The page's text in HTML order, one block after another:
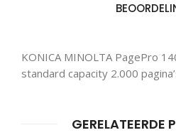
KONICA MINOLTA PagePro
standard capacity 2.000
GERELATEERDE
zoeken